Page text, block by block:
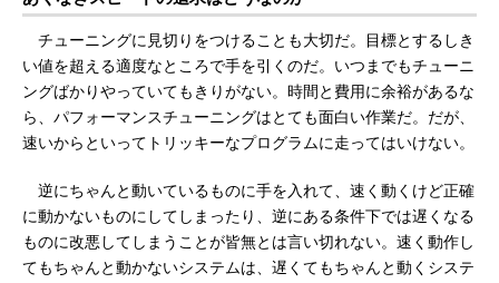
チューニングに見切りをつけることも大切だ。目標とするしき
い値を超える適度なところで手を引くのだ。いつまでもチューニ
ングばかりやっていてもきりがない。時間と費用に余裕があるな
ら、パフォーマンスチューニングはとても面白い作業だ。だが、
速いからといってトリッキーなプログラムに走ってはいけない。
逆にちゃんと動いているものに手を入れて、速く動くけど正確
に動かないものにしてしまったり、逆にある条件下では遅くなる
ものに改悪してしまうことが皆無とは言い切れない。速く動作し
てもちゃんと動かないシステムは、遅くてもちゃんと動くシステ